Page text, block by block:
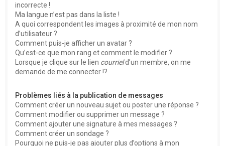
incorrecte !
Ma langue n’est pas dans la liste !
A quoi correspondent les images à proximité de mon nom
d’utilisateur ?
Comment puis-je afficher un avatar ?
Qu’est-ce que mon rang et comment le modifier ?
Lorsque je clique sur le lien courrield’un membre, on me
demande de me connecter !?
Problèmes liés à la publication de messages
Comment créer un nouveau sujet ou poster une réponse ?
Comment modifier ou supprimer un message ?
Comment ajouter une signature à mes messages ?
Comment créer un sondage ?
Pourquoi ne puis-je pas ajouter plus d’options à mon